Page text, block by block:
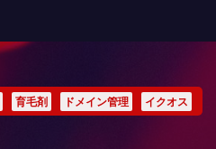
育毛剤 ドメイン管理 イクオス